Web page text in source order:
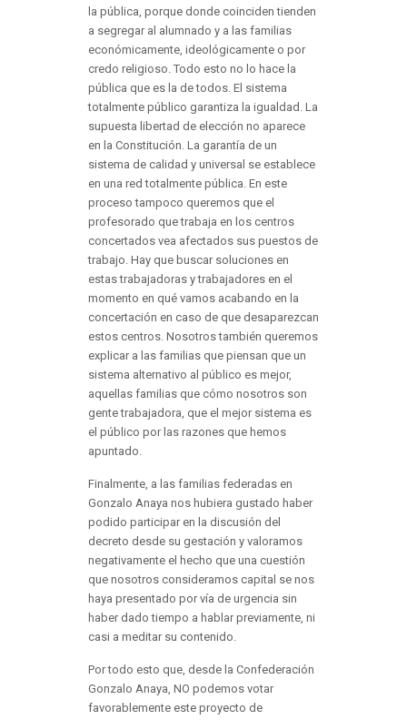
la pública, porque donde coinciden tienden
a segregar al alumnado y a las familias
económicamente, ideológicamente o por
credo religioso. Todo esto no lo hace la
pública que es la de todos. El sistema
totalmente público garantiza la igualdad. La
supuesta libertad de elección no aparece
en la Constitución. La garantía de un
sistema de calidad y universal se establece
en una red totalmente pública. En este
proceso tampoco queremos que el
profesorado que trabaja en los centros
concertados vea afectados sus puestos de
trabajo. Hay que buscar soluciones en
estas trabajadoras y trabajadores en el
momento en qué vamos acabando en la
concertación en caso de que desaparezcan
estos centros. Nosotros también queremos
explicar a las familias que piensan que un
sistema alternativo al público es mejor,
aquellas familias que cómo nosotros son
gente trabajadora, que el mejor sistema es
el público por las razones que hemos
apuntado.
Finalmente, a las familias federadas en
Gonzalo Anaya nos hubiera gustado haber
podido participar en la discusión del
decreto desde su gestación y valoramos
negativamente el hecho que una cuestión
que nosotros consideramos capital se nos
haya presentado por vía de urgencia sin
haber dado tiempo a hablar previamente, ni
casi a meditar su contenido.
Por todo esto que, desde la Confederación
Gonzalo Anaya, NO podemos votar
favorablemente este proyecto de